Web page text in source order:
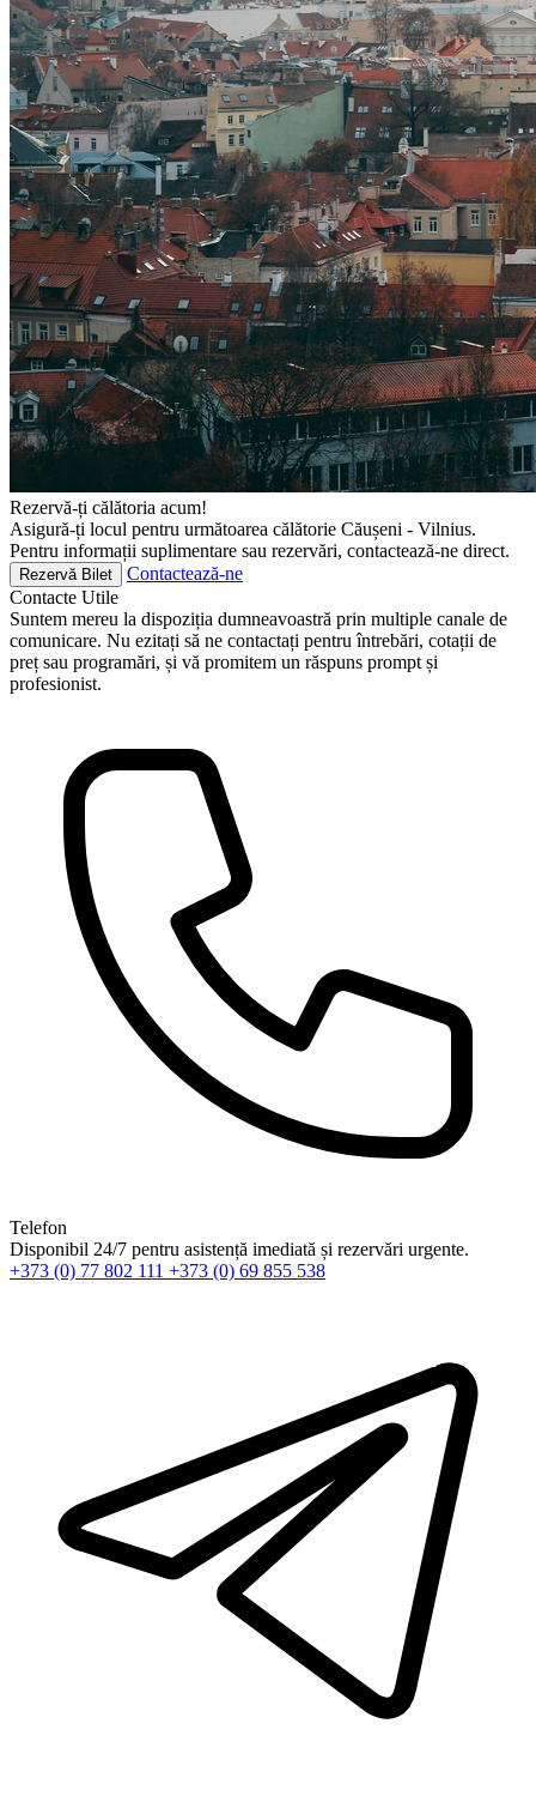
Rezervă-ți călătoria acum!
Asigură-ți locul pentru următoarea călătorie Căușeni - Vilnius.
Pentru informații suplimentare sau rezervări, contactează-ne direct.
Rezervă Bilet
Contactează-ne
Contacte Utile
Suntem mereu la dispoziția dumneavoastră prin multiple canale de
comunicare. Nu ezitați să ne contactați pentru întrebări, cotații de
preț sau programări, și vă promitem un răspuns prompt și
profesionist.
Telefon
Disponibil 24/7 pentru asistență imediată și rezervări urgente.
+373 (0) 77 802 111 +373 (0) 69 855 538